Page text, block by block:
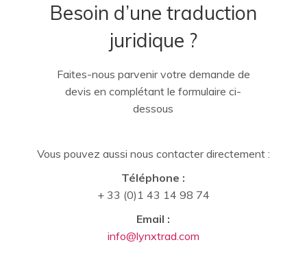
Besoin d’une traduction
juridique ?
Faites-nous parvenir votre demande de
devis en complétant le formulaire ci-
dessous
Vous pouvez aussi nous contacter directement :
Téléphone :
+ 33 (0)1 43 14 98 74
Email :
info@lynxtrad.com